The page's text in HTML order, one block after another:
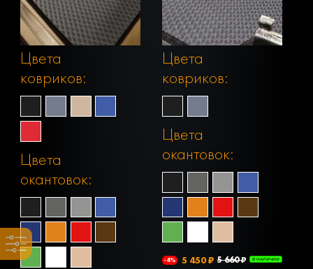
Цвета
ковриков:
Цвета
окантовок:
Цвета
ковриков:
Цвета
окантовок:
-4% 5 450 ₽ 5 660 ₽ В НАЛИЧИИ